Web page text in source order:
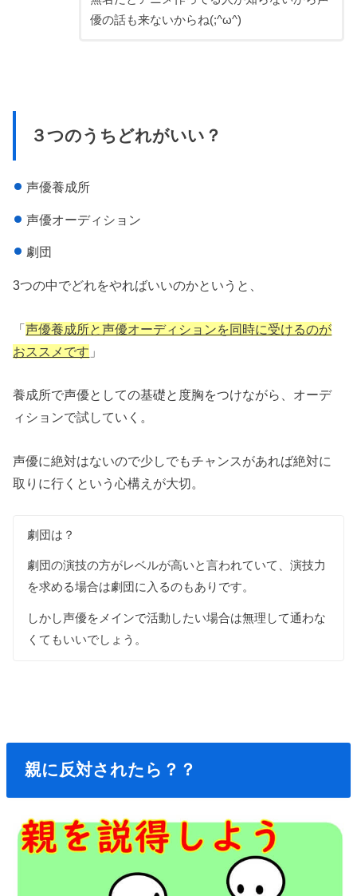
優の話も来ないからね(;^ω^)
３つのうちどれがいい？
声優養成所
声優オーディション
劇団
3つの中でどれをやればいいのかというと、
「声優養成所と声優オーディションを同時に受けるのが
おススメです 」
養成所で声優としての基礎と度胸をつけながら、オーデ
ィションで試していく。
声優に絶対はないので少しでもチャンスがあれば絶対に
取りに行くという心構えが大切。
劇団は？
劇団の演技の方がレベルが高いと言われていて、演技力
を求める場合は劇団に入るのもありです。
しかし声優をメインで活動したい場合は無理して通わな
くてもいいでしょう。
親に反対されたら？？